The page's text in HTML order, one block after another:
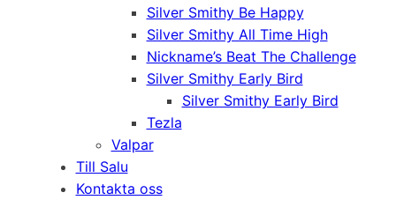
Silver Smithy Be Happy
Silver Smithy All Time High
Nickname’s Beat The Challenge
Silver Smithy Early Bird
Silver Smithy Early Bird
Tezla
Valpar
Till Salu
Kontakta oss